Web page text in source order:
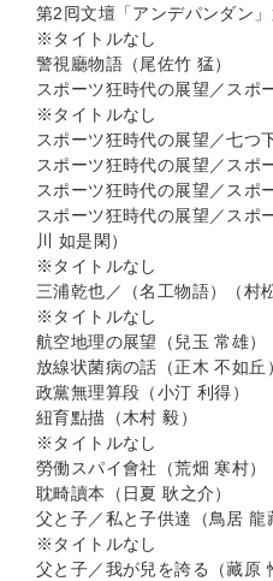
第2囘文壇「アンデパンダン
※タイトルなし
警視廳物語（尾佐竹 猛）
スポーツ狂時代の展望／スポ
※タイトルなし
スポーツ狂時代の展望／七つ
スポーツ狂時代の展望／スポ
スポーツ狂時代の展望／スポ
スポーツ狂時代の展望／スポ
川 如是閑）
※タイトルなし
三浦乾也／（名工物語）（村
※タイトルなし
航空地理の展望（兒玉 常雄）
放線状菌病の話（正木 不如丘）
政黨無理算段（小汀 利得）
紐育點描（木村 毅）
※タイトルなし
勞働スパイ會社（荒畑 寒村）
耽畸讀本（日夏 耿之介）
父と子／私と子供達（鳥居 龍
※タイトルなし
父と子／我が兒を誇る（藏原